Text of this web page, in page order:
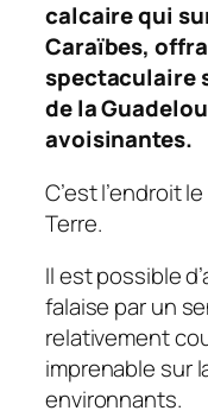
calcaire qui
Caraïbes,
spectaculaire
de la
avoisinantes.
C’est l’endroit
Terre.
Il est possible
falaise par un
relativement
imprenable sur
environnants.